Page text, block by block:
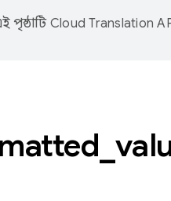
পৃষ্ঠাটি Cloud Translation